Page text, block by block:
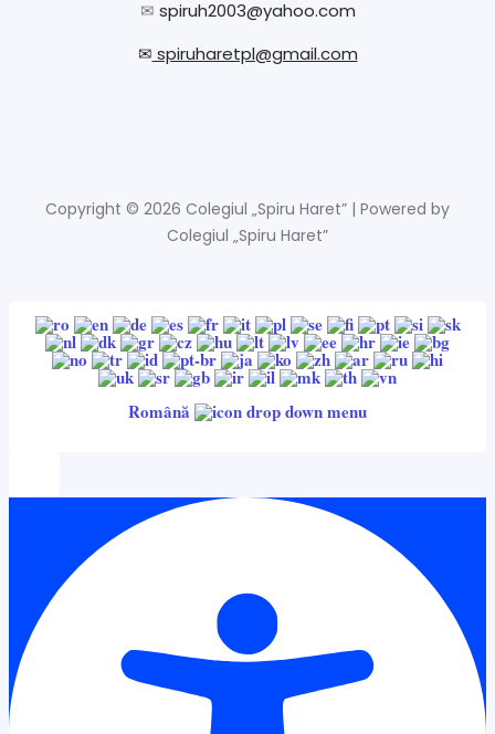
✉ spiruh2003@yahoo.com
✉ spiruharetpl@gmail.com
Copyright © 2026 Colegiul „Spiru Haret” | Powered by
Colegiul „Spiru Haret”
Română